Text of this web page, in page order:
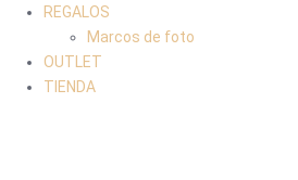
REGALOS
Marcos de foto
OUTLET
TIENDA